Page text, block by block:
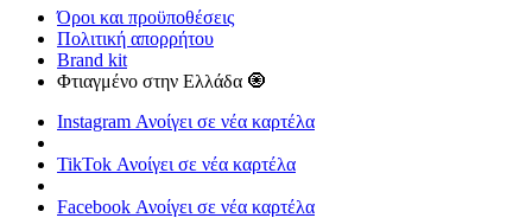
Όροι και προϋποθέσεις
Πολιτική απορρήτου
Brand kit
Φτιαγμένο στην Ελλάδα 🧿
Instagram Ανοίγει σε νέα καρτέλα
TikTok Ανοίγει σε νέα καρτέλα
Facebook Ανοίγει σε νέα καρτέλα